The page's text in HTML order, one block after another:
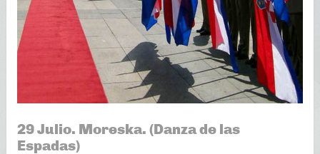
29 Julio. Moreska. (Danza de las
Espadas)